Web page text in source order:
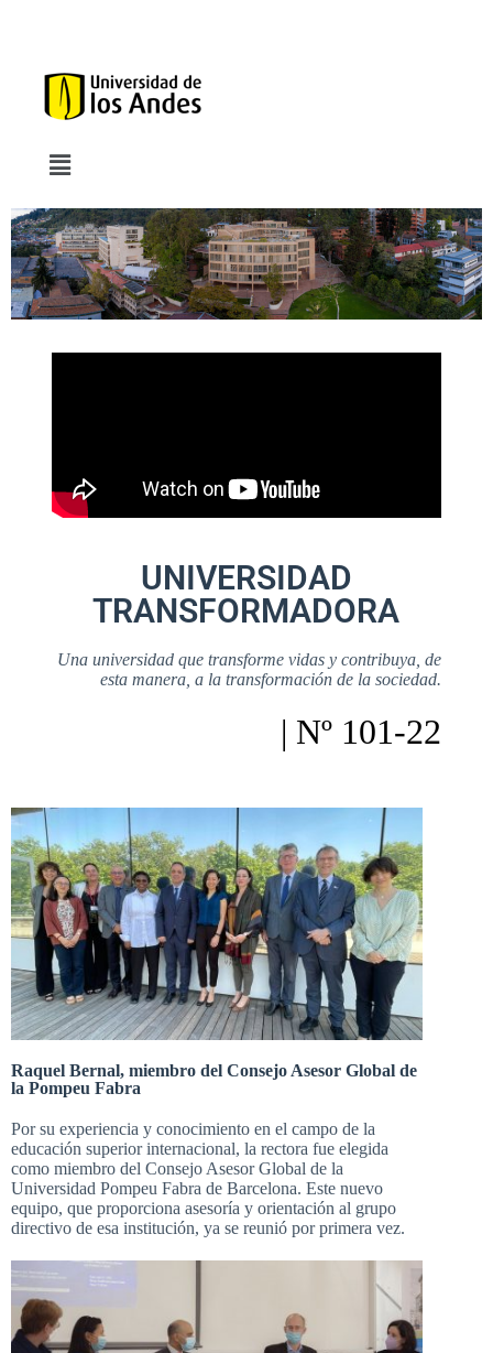
UNIVERSIDAD
TRANSFORMADORA
Una universidad que transforme vidas y contribuya, de
esta manera, a la transformación de la sociedad.
| Nº 101-22
Raquel Bernal, miembro del Consejo Asesor Global de
la Pompeu Fabra
Por su experiencia y conocimiento en el campo de la
educación superior internacional, la rectora fue elegida
como miembro del Consejo Asesor Global de la
Universidad Pompeu Fabra de Barcelona. Este nuevo
equipo, que proporciona asesoría y orientación al grupo
directivo de esa institución, ya se reunió por primera vez.